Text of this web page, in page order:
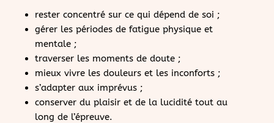
rester concentré sur ce qui dépend de soi ;
gérer les périodes de fatigue physique et
mentale ;
traverser les moments de doute ;
mieux vivre les douleurs et les inconforts ;
s’adapter aux imprévus ;
conserver du plaisir et de la lucidité tout au
long de l’épreuve.